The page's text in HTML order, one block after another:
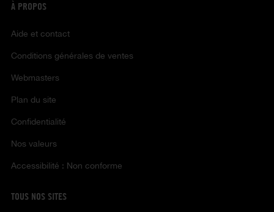
À PROPOS
Aide et contact
Conditions générales de ventes
Webmasters
Plan du site
Confidentialité
Nos valeurs
Accessibilité : Non conforme
TOUS NOS SITES